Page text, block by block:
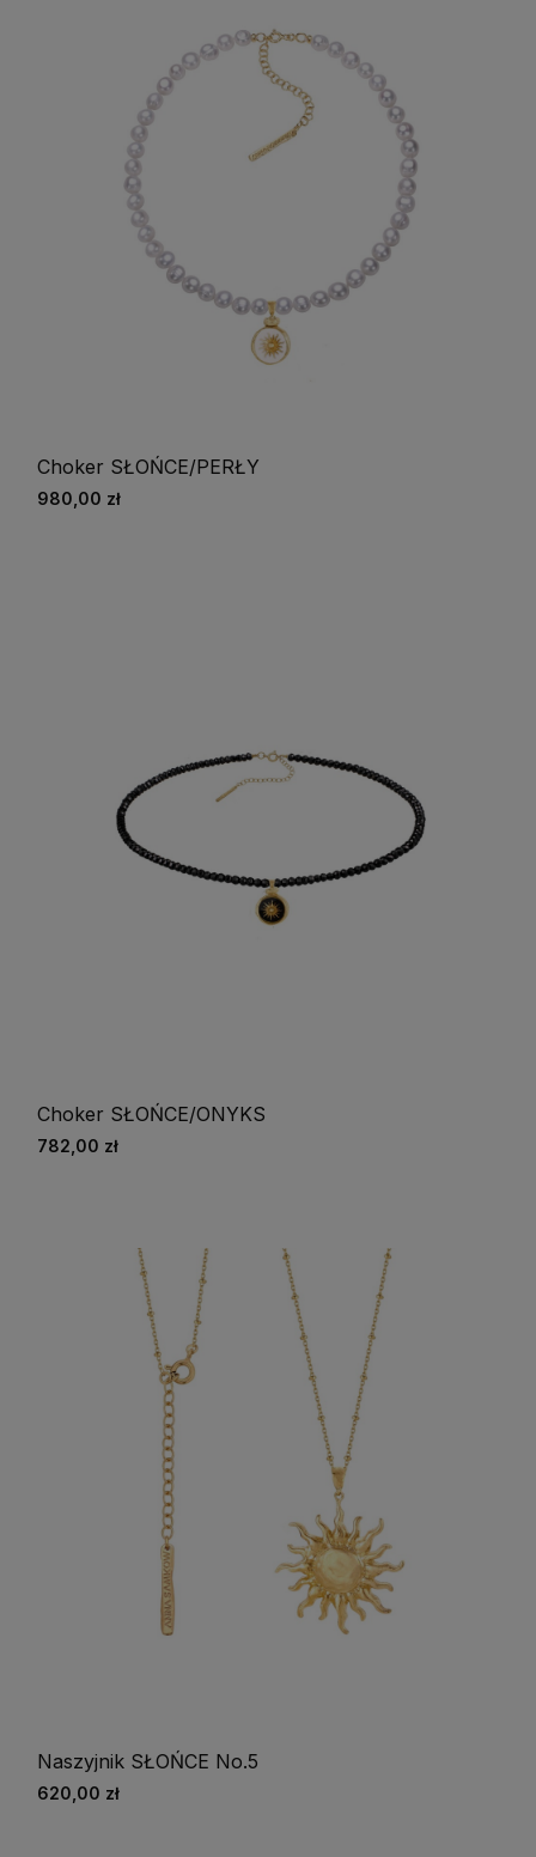
Choker SŁOŃCE/PERŁY
980,00 zł
Choker SŁOŃCE/ONYKS
782,00 zł
Naszyjnik SŁOŃCE No.5
620,00 zł